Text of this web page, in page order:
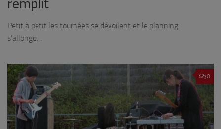
remplit
Petit à petit les tournées se dévoilent et le planning
s’allonge…
0